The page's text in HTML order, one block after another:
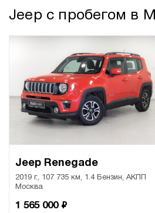
Jeep с пробегом в
Jeep Renegade
2019 г., 107 735 км, 1.4 Бензин, АКПП
Москва
1 565 000 ₽